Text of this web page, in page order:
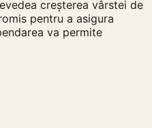
creșterea vârstei de
pentru a asigura
va permite